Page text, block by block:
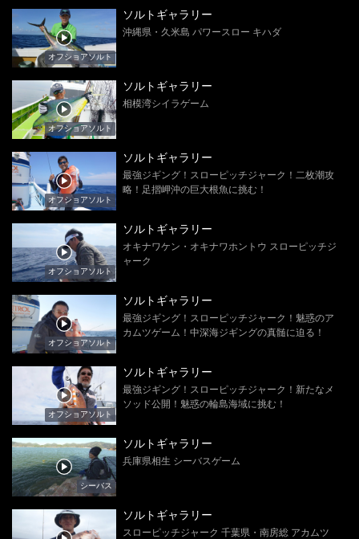
オフショアソルト
ソルトギャラリー
沖縄県・久米島 パワースロー キハダ
オフショアソルト
ソルトギャラリー
相模湾シイラゲーム
オフショアソルト
ソルトギャラリー
最強ジギング！スローピッチジャーク！二枚潮攻
略！足摺岬沖の巨大根魚に挑む！
オフショアソルト
ソルトギャラリー
オキナワケン・オキナワホントウ スローピッチジ
ャーク
オフショアソルト
ソルトギャラリー
最強ジギング！スローピッチジャーク！魅惑のア
カムツゲーム！中深海ジギングの真髄に迫る！
オフショアソルト
ソルトギャラリー
最強ジギング！スローピッチジャーク！新たなメ
ソッド公開！魅惑の輪島海域に挑む！
シーバス
ソルトギャラリー
兵庫県相生 シーバスゲーム
ソルトギャラリー
スローピッチジャーク 千葉県・南房総 アカムツ